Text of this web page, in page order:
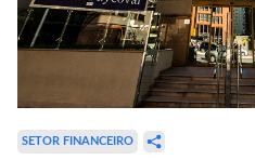
SETOR FINANCEIRO